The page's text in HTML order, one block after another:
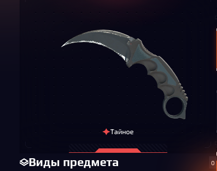
Тайное
Виды предмета 0